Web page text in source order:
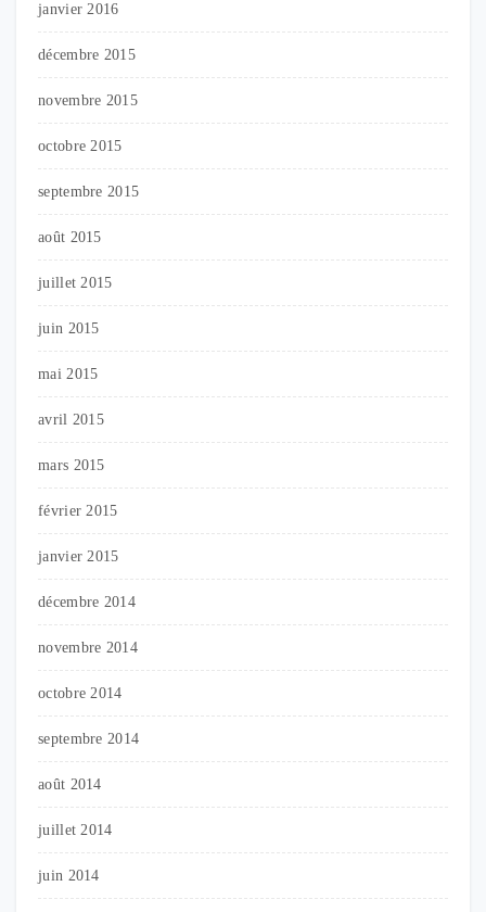
janvier 2016
décembre 2015
novembre 2015
octobre 2015
septembre 2015
août 2015
juillet 2015
juin 2015
mai 2015
avril 2015
mars 2015
février 2015
janvier 2015
décembre 2014
novembre 2014
octobre 2014
septembre 2014
août 2014
juillet 2014
juin 2014